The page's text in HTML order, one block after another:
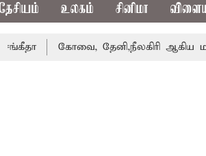
உலகம் சினிமா
கோவை, தேனி,நீலகிரி ஆகிய